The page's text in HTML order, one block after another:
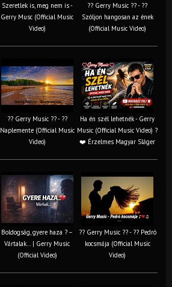
Szeretlek is, meg nem is -
Gerry Musc (Official Music
Video)
?? Gerry Music ?? - ??
Szóljon hangosan az ének
(Official Music Video)
?? Gerry Music ?? - ??
Naplemente (Official Music
Video)
Ha én szél lehetnék - Gerry
Music (Official Music Video) ?️
❤️ Érzelmes Magyar Sláger
Boldogság, gyere haza ? –
Vártalak… | Gerry Music
(Official Video)
?? Gerry Music ?? - ?? Pedró
kocsmája (Official Music
Video)